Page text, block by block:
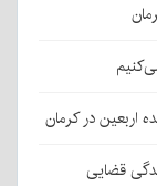
قضایی